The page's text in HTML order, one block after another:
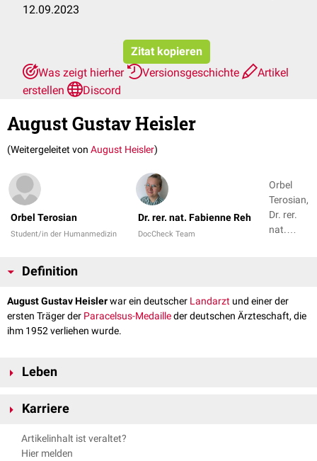
12.09.2023
Zitat kopieren
Was zeigt hierher
Versionsgeschichte
Artikel
erstellen
Discord
August Gustav Heisler
(Weitergeleitet von August Heisler)
Orbel Terosian
Student/in der Humanmedizin
Dr. rer. nat. Fabienne Reh
DocCheck Team
Orbel
Terosian,
Dr. rer.
nat.
Definition
August Gustav Heislerwar ein deutscher Landarzt und einer der
ersten Träger der Paracelsus-Medailleder deutschen Ärzteschaft, die
ihm 1952 verliehen wurde.
Leben
geboren und starb am 7. Februar 1953 in Tübingen. Er studierte
promovierteer 1905 in Freiburg. Seine wissenschaftliche Arbeit
verfasste er über die
Karriere
1910 ließ sich August Gustav Heisler als Landarzt in Königsfeld im
Schwarzwald nieder, wo er auch im
Artikelinhalt ist veraltet?
Hier melden